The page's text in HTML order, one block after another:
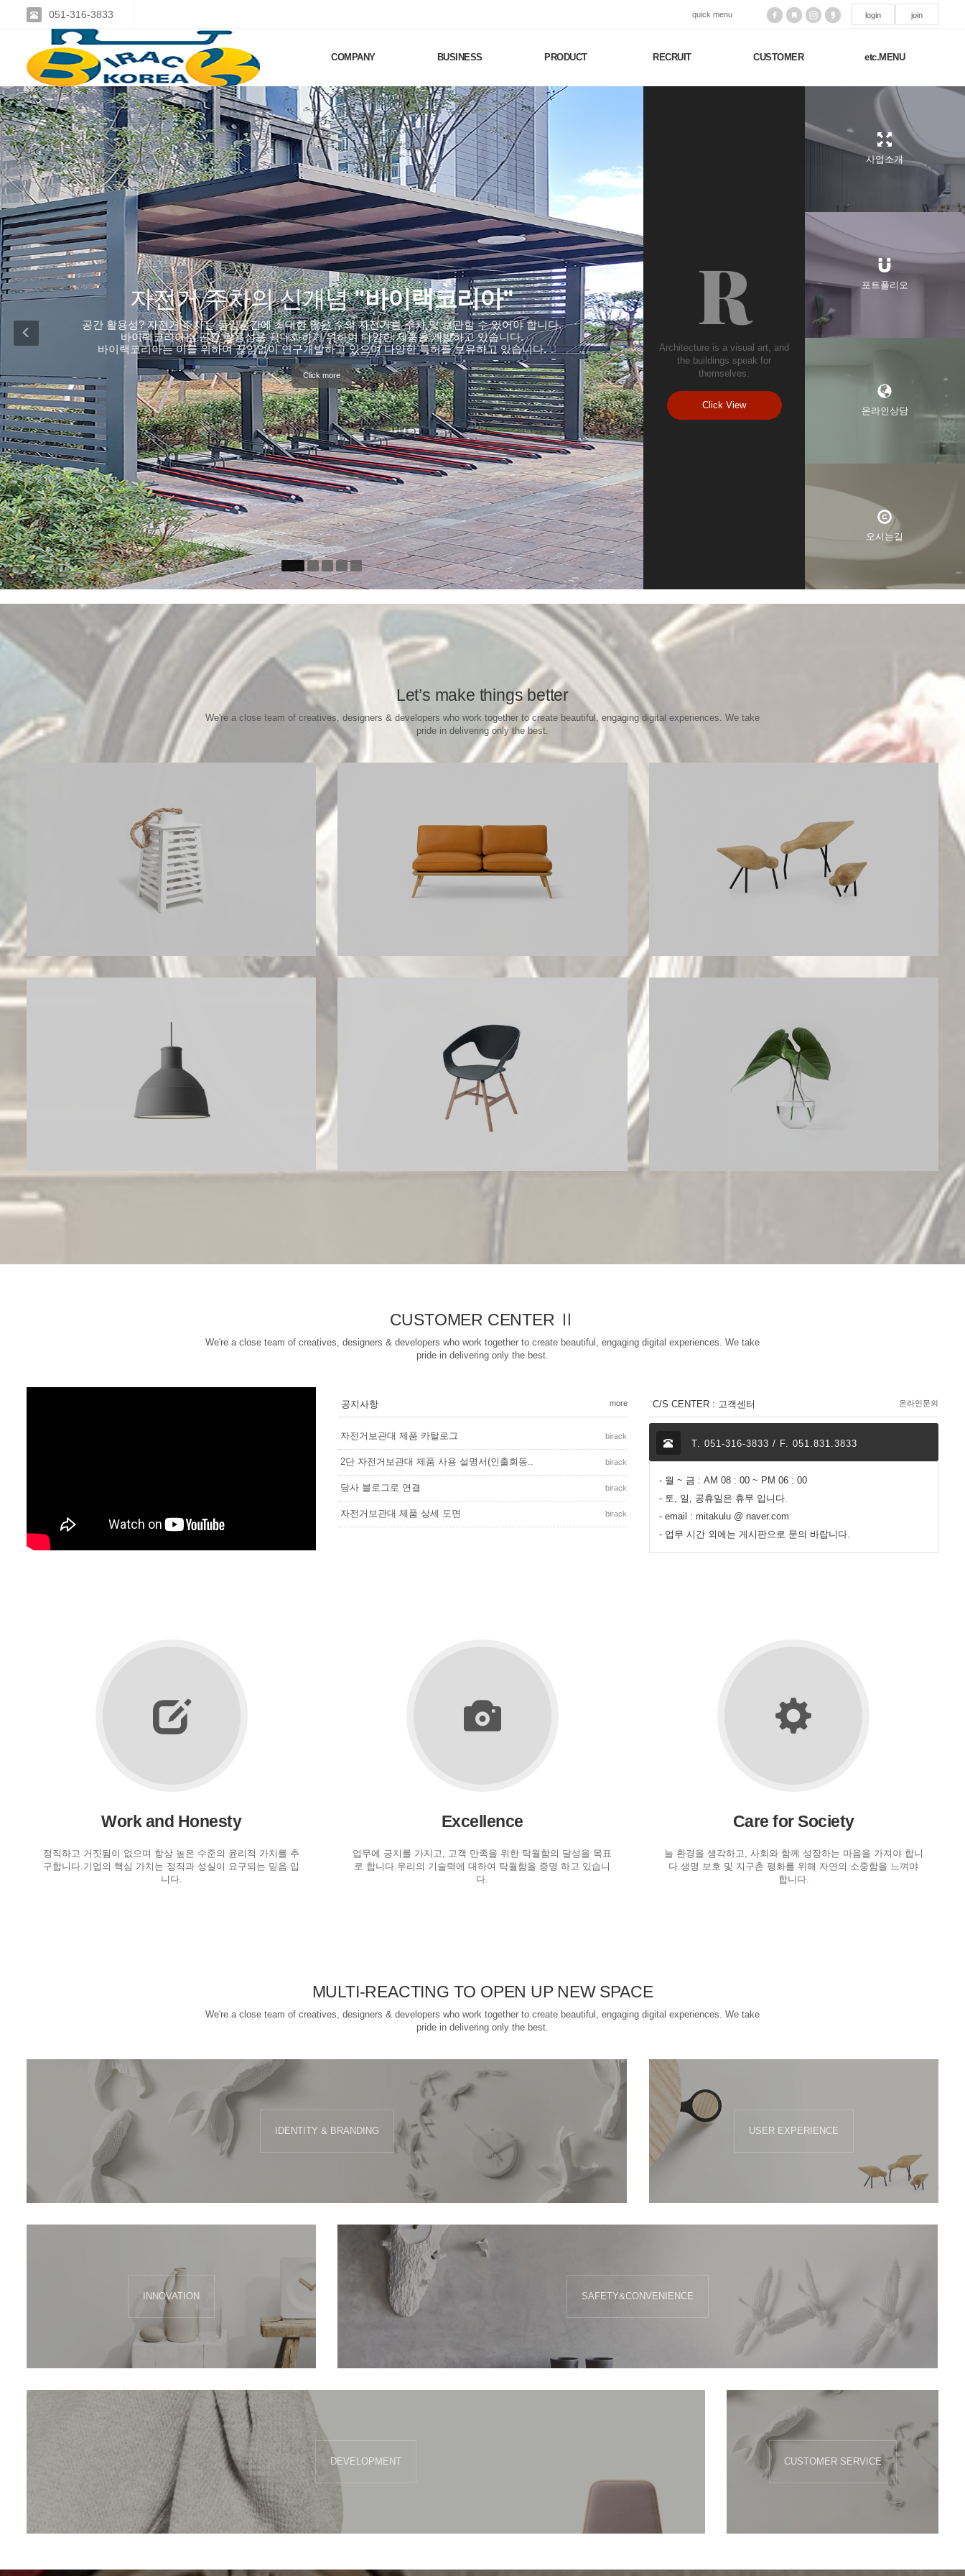
051-316-3833 quick menu login join
COMPANY BUSINESS PRODUCT RECRUIT CUSTOMER etc.MENU
편리성을 위한 다양한 배려와 고려
자전거 주차설비는 사용자가 자전거를 넣거나 빼기가 수월해야 합니다. 자전거 주차설비는 사용자의 성향, 연령
대, 보관될 자전거의 사이즈 등을 고려하여 조화로운 설계가 이루어져야 합니다.
Click more
Previous
R
Architecture is a visual art, and
the buildings speak for
themselves.
Click View
사업소개
포트폴리오
온라인상담
오시는길
Let’s make things better
We're a close team of creatives, designers & developers who work together to create beautiful, engaging digital experiences. We take
pride in delivering only the best.
CUSTOMER CENTER Ⅱ
We're a close team of creatives, designers & developers who work together to create beautiful, engaging digital experiences. We take
pride in delivering only the best.
공지사항 more
자전거보관대 제품 카탈로그 birack
2단 자전거보관대 제품 사용 설명서(인출회동.. birack
당사 블로그로 연결 birack
자전거보관대 제품 상세 도면 birack
C/S CENTER : 고객센터 온라인문의
T. 051-316-3833 / F. 051.831.3833
- 월 ~ 금 : AM 08 : 00 ~ PM 06 : 00
- 토, 일, 공휴일은 휴무 입니다.
- email : mitakulu @ naver.com
- 업무 시간 외에는 게시판으로 문의 바랍니다.
Work and Honesty
정직하고 거짓됨이 없으며 항상 높은 수준의 윤리적 가치를 추
구합니다.기업의 핵심 가치는 정직과 성실이 요구되는 믿음 입
니다.
Excellence
업무에 긍지를 가지고, 고객 만족을 위한 탁월함의 달성을 목표
로 합니다.우리의 기술력에 대하여 탁월함을 증명 하고 있습니
다.
Care for Society
늘 환경을 생각하고, 사회와 함께 성장하는 마음을 가져야 합니
다.생명 보호 및 지구촌 평화를 위해 자연의 소중함을 느껴야
합니다.
MULTI-REACTING TO OPEN UP NEW SPACE
We're a close team of creatives, designers & developers who work together to create beautiful, engaging digital experiences. We take
pride in delivering only the best.
IDENTITY & BRANDING USER EXPERIENCE
INNOVATION SAFETY&CONVENIENCE
DEVELOPMENT CUSTOMER SERVICE